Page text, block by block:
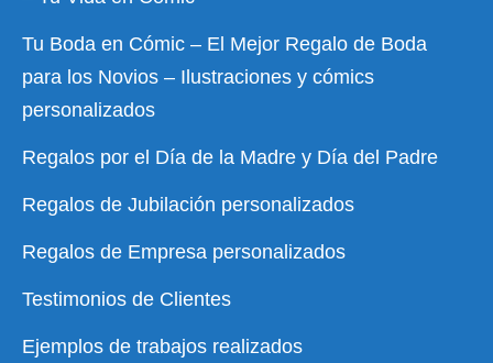
Tu Boda en Cómic – El Mejor Regalo de Boda
para los Novios – Ilustraciones y cómics
personalizados
Regalos por el Día de la Madre y Día del Padre
Regalos de Jubilación personalizados
Regalos de Empresa personalizados
Testimonios de Clientes
Ejemplos de trabajos realizados